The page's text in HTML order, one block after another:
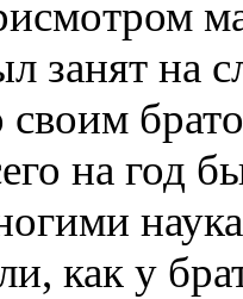
занят на
своим
на год
как у